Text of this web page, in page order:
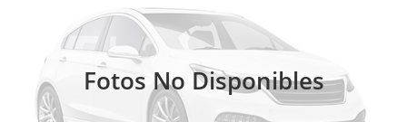
Fotos No Disponibles
3N1CN9AG6TL814758Valores:605353
Disponible CLICK TO CALL